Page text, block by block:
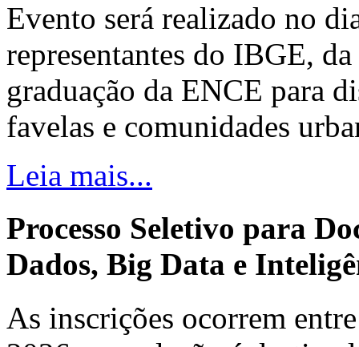
Evento será realizado no
representantes do IBGE,
graduação da ENCE para
favelas e comunidades
Leia mais...
Processo Seletivo para
Dados, Big Data e
As inscrições ocorrem